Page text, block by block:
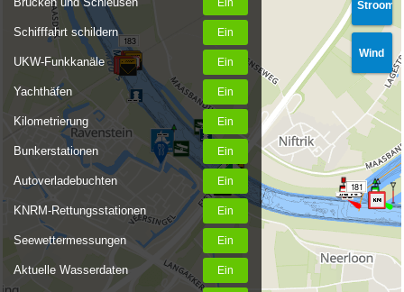
Schifffahrt schildern
UKW-Funkkanäle
Yachthäfen
Kilometrierung
Bunkerstationen
Autoverladebuchten
KNRM-Rettungsstationen
Seewettermessungen
Aktuelle Wasserdaten
Stroom
Wind
182
181
183